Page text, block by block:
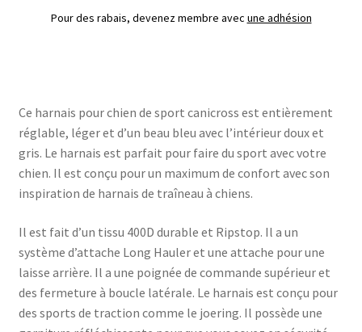
Pour des rabais, devenez membre avec une adhésion
Ce harnais pour chien de sport canicross est entièrement
réglable, léger et d’un beau bleu avec l’intérieur doux et
gris. Le harnais est parfait pour faire du sport avec votre
chien. Il est conçu pour un maximum de confort avec son
inspiration de harnais de traîneau à chiens.
Il est fait d’un tissu 400D durable et Ripstop. Il a un
système d’attache Long Hauler et une attache pour une
laisse arrière. Il a une poignée de commande supérieur et
des fermeture à boucle latérale. Le harnais est conçu pour
des sports de traction comme le joering. Il possède une